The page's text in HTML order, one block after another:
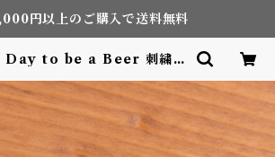
円以上のご購入で送料無料
to be a Beer 刺繍ワ
Adventure Tourism g
ear shop